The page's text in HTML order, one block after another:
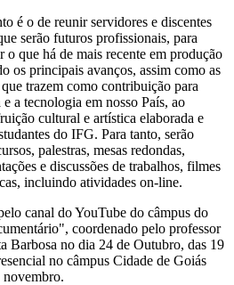
é o de reunir servidores e discentes
serão futuros profissionais, para
o que há de mais recente em produção
os principais avanços, assim como as
trazem como contribuição para
a tecnologia em nosso País, ao
cultural e artística elaborada e
do IFG. Para tanto, serão
palestras, mesas redondas,
e discussões de trabalhos, filmes
incluindo atividades on-line.
canal do YouTube do câmpus do
coordenado pelo professor
Barbosa no dia 24 de Outubro, das 19
no câmpus Cidade de Goiás
novembro.